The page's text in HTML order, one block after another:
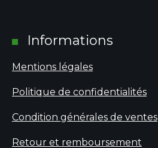
Informations
Mentions légales
Politique de confidentialités
Condition générales de ventes
Retour et remboursement